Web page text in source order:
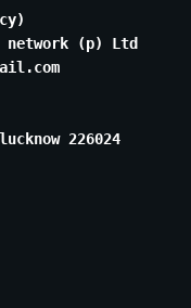
network (p) Ltd
226024